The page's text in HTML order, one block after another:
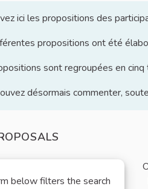
ici les propositions des
propositions ont été
sont regroupées en
désormais commenter,
below filters the search